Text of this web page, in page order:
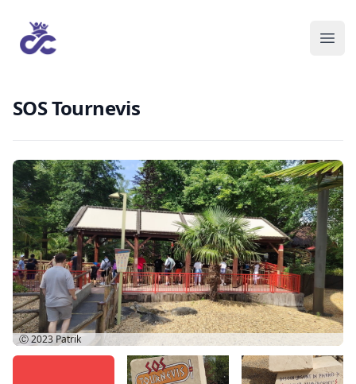
SOS Tournevis
Ⓒ 2023 Patrik